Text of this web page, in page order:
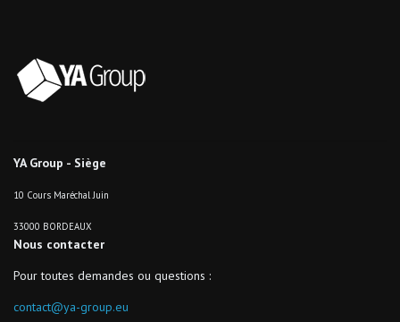
YA Group - Siège
10 Cours Maréchal Juin
33000 BORDEAUX
Nous contacter
Pour toutes demandes ou questions :
contact@ya-group.eu